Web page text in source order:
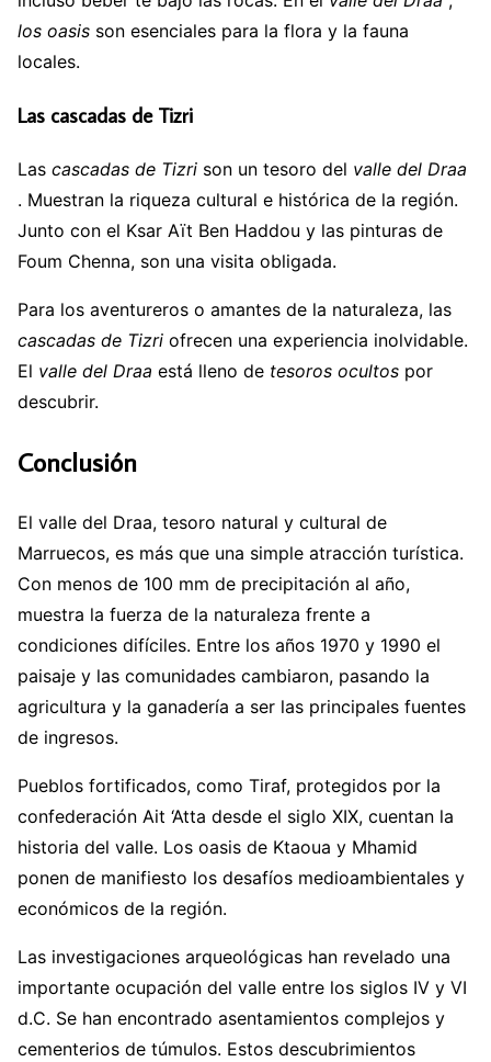
los oasis son esenciales para la flora y la fauna
locales.
Las cascadas de Tizri
Las cascadas de Tizri son un tesoro del valle del Draa
. Muestran la riqueza cultural e histórica de la región.
Junto con el Ksar Aït Ben Haddou y las pinturas de
Foum Chenna, son una visita obligada.
Para los aventureros o amantes de la naturaleza, las
cascadas de Tizri ofrecen una experiencia inolvidable.
El valle del Draa está lleno de tesoros ocultos por
descubrir.
Conclusión
El valle del Draa, tesoro natural y cultural de
Marruecos, es más que una simple atracción turística.
Con menos de 100 mm de precipitación al año,
muestra la fuerza de la naturaleza frente a
condiciones difíciles. Entre los años 1970 y 1990 el
paisaje y las comunidades cambiaron, pasando la
agricultura y la ganadería a ser las principales fuentes
de ingresos.
Pueblos fortificados, como Tiraf, protegidos por la
confederación Ait ‘Atta desde el siglo XIX, cuentan la
historia del valle. Los oasis de Ktaoua y Mhamid
ponen de manifiesto los desafíos medioambientales y
económicos de la región.
Las investigaciones arqueológicas han revelado una
importante ocupación del valle entre los siglos IV y VI
d.C. Se han encontrado asentamientos complejos y
cementerios de túmulos. Estos descubrimientos